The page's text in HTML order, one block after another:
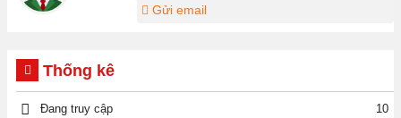
Gửi email
Thống kê
Đang truy cập 10